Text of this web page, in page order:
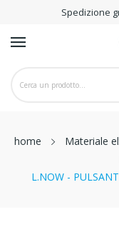
Spedizione
home Materiale
L.NOW -